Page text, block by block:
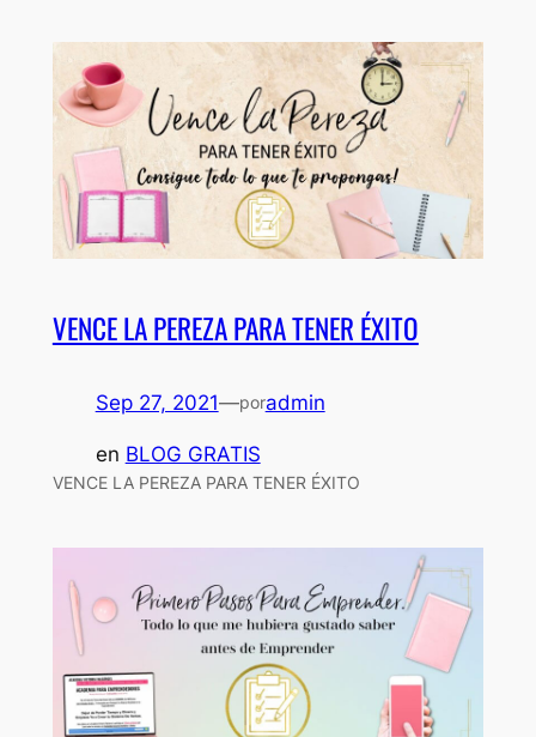
VENCE LA PEREZA PARA TENER ÉXITO
Sep 27, 2021—poradmin
en BLOG GRATIS
VENCE LA PEREZA PARA TENER ÉXITO